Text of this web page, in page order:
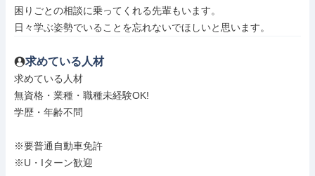
困りごとの相談に乗ってくれる先輩もいます。
日々学ぶ姿勢でいることを忘れないでほしいと思います。
求めている人材
求めている人材
無資格・業種・職種未経験OK!
学歴・年齢不問
※要普通自動車免許
※U・Iターン歓迎